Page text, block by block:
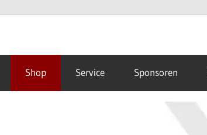
Shop Service Sponsoren